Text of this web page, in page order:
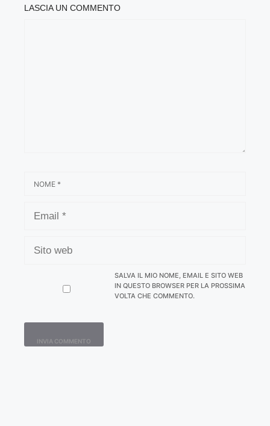
LASCIA UN COMMENTO
WEB
SALVA IL MIO NOME, EMAIL E SITO WEB
IN QUESTO BROWSER PER LA PROSSIMA
VOLTA CHE COMMENTO.